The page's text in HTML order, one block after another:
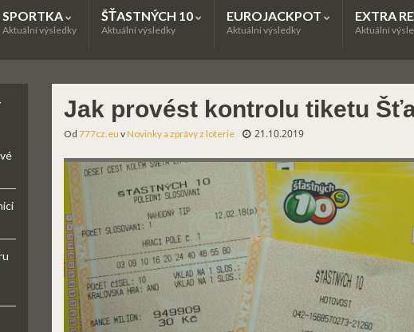
SPORTKA
Aktuální výsledky
ŠŤASTNÝCH 10
Aktuální výsledky
EUROJACKPOT
Aktuální výsledky
EXTRA
Aktuální
Jak provést kontrolu tiketu
Od 777cz.eu vNovinky a zprávy z loterie 21.10.2019